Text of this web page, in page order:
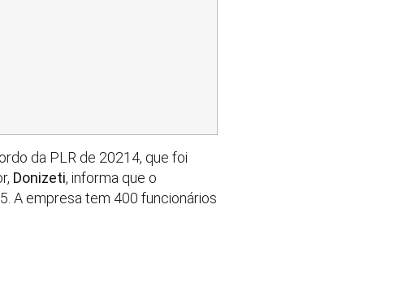
da PLR de 20214, que foi
Donizeti, informa que o
A empresa tem 400 funcionários